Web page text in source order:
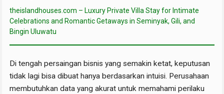
theislandhouses.com – Luxury Private Villa Stay for Intimate
Celebrations and Romantic Getaways in Seminyak, Gili, and
Bingin Uluwatu
Di tengah persaingan bisnis yang semakin ketat, keputusan
tidak lagi bisa dibuat hanya berdasarkan intuisi. Perusahaan
membutuhkan data yang akurat untuk memahami perilaku